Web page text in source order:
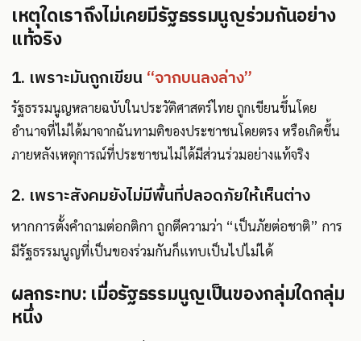
เหตุใดเราถึงไม่เคยมีรัฐธรรมนูญร่วมกันอย่าง
แท้จริง
1. เพราะมันถูกเขียน “จากบนลงล่าง”
รัฐธรรมนูญหลายฉบับในประวัติศาสตร์ไทย ถูกเขียนขึ้นโดย
อำนาจที่ไม่ได้มาจากฉันทามติของประชาชนโดยตรง หรือเกิดขึ้น
ภายหลังเหตุการณ์ที่ประชาชนไม่ได้มีส่วนร่วมอย่างแท้จริง
2. เพราะสังคมยังไม่มีพื้นที่ปลอดภัยให้เห็นต่าง
หากการตั้งคำถามต่อกติกา ถูกตีความว่า “เป็นภัยต่อชาติ” การ
มีรัฐธรรมนูญที่เป็นของร่วมกันก็แทบเป็นไปไม่ได้
ผลกระทบ: เมื่อรัฐธรรมนูญเป็นของกลุ่มใดกลุ่ม
หนึ่ง